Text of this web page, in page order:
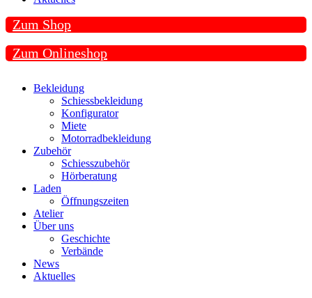
Zum Shop
Zum Onlineshop
Bekleidung
Schiessbekleidung
Konfigurator
Miete
Motorradbekleidung
Zubehör
Schiesszubehör
Hörberatung
Laden
Öffnungszeiten
Atelier
Über uns
Geschichte
Verbände
News
Aktuelles